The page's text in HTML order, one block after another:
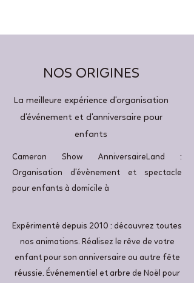
NOS ORIGINES
La meilleure expérience d'organisation
d'événement et d'anniversaire pour
enfants
Cameron Show AnniversaireLand :
Organisation d'évènement et spectacle
pour enfants à domicile à
Expérimenté depuis 2010 : découvrez toutes
nos animations. Réalisez le rêve de votre
enfant pour son anniversaire ou autre fête
réussie. Événementiel et arbre de Noël pour